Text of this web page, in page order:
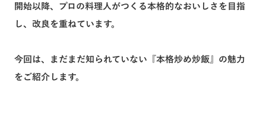
開始以降、プロの料理人がつくる本格的なおいしさを目指
し、改良を重ねています。
今回は、まだまだ知られていない『本格炒め炒飯』の魅力
をご紹介します。